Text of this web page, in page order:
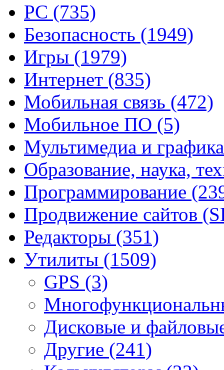
PC (735)
Безопасность (1949)
Игры (1979)
Интернет (835)
Мобильная связь (472)
Мобильное ПО (5)
Мультимедиа и
Образование, наука,
Программирование
Продвижение сайтов
Редакторы (351)
Утилиты (1509)
GPS (3)
Дисковые и
Другие (241)